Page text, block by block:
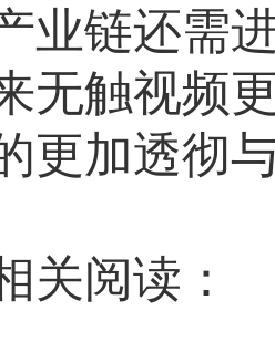
业链还需
无触视频
更加透彻
阅读：